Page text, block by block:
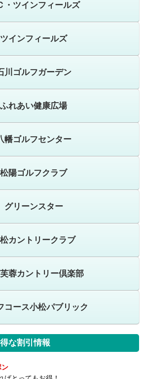
・ツインフィールズ
ツインフィールズ
川ゴルフガーデン
ふれあい健康広場
幡ゴルフセンター
松陽ゴルフクラブ
グリーンスター
カントリークラブ
蓉カントリー倶楽部
コース小松パブリック
な割引情報
ン